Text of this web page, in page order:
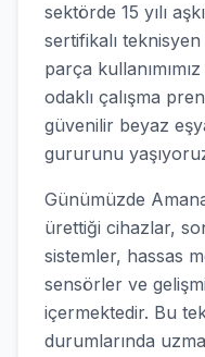
sektörde 15 yılı
sertifikalı
parça
odaklı çalışma
güvenilir beyaz
gururunu
Günümüzde
ürettiği cihazlar,
sistemler, hassas
sensörler ve
içermektedir. Bu
durumlarında